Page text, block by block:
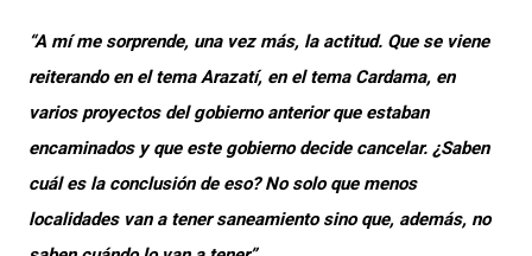
“A mí me sorprende, una vez más, la actitud. Que se viene
reiterando en el tema Arazatí, en el tema Cardama, en
varios proyectos del gobierno anterior que estaban
encaminados y que este gobierno decide cancelar. ¿Saben
cuál es la conclusión de eso? No solo que menos
localidades van a tener saneamiento sino que, además, no